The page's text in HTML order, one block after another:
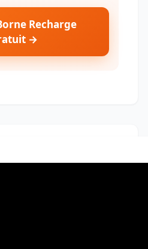
Recharge
→